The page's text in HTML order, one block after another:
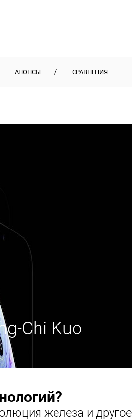
АНОНСЫ СРАВНЕНИЯ
Chi Kuo
железа и другое